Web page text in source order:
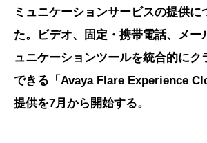
ミュニケーションサービスの提供に
た。ビデオ、固定・携帯電話、メー
ュニケーションツールを統合的にク
できる「Avaya Flare Experience
提供を7月から開始する。